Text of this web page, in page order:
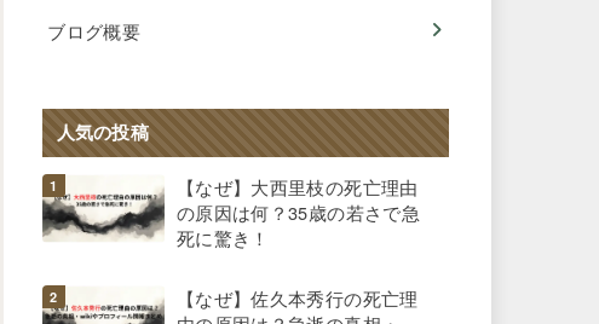
ブログ概要
人気の投稿
【なぜ】大西里枝の死亡理由
の原因は何？35歳の若さで急
死に驚き！
【なぜ】佐久本秀行の死亡理